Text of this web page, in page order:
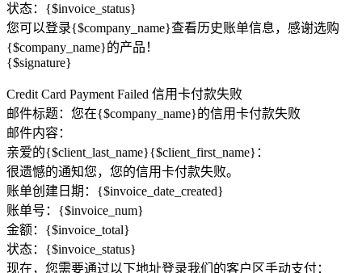
状态：{$invoice_status}
您可以登录{$company_name}查看历史账单信息，感谢选购
{$company_name}的产品！
{$signature}
Credit Card Payment Failed 信用卡付款失败
邮件标题：您在{$company_name}的信用卡付款失败
邮件内容：
亲爱的{$client_last_name}{$client_first_name}：
很遗憾的通知您，您的信用卡付款失败。
账单创建日期：{$invoice_date_created}
账单号：{$invoice_num}
金额：{$invoice_total}
状态：{$invoice_status}
现在，您需要通过以下地址登录我们的客户区手动支付：